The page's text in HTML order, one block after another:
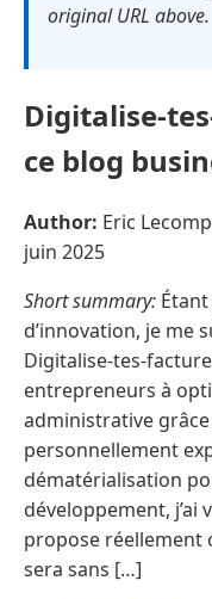
original URL above.
Digitalise-
ce blog
Author: Eric
juin 2025
Short summary:
d’innovation, je me
Digitalise-tes-
entrepreneurs à
administrative
personnellement
dématérialisation
développement, j’ai
propose réellement
sera sans […]